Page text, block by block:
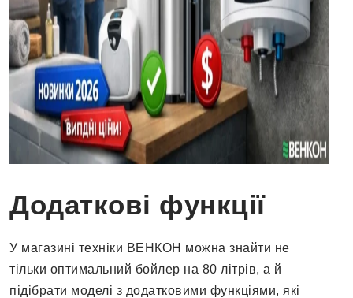
Додаткові функції
У магазині техніки ВЕНКОН можна знайти не
тільки оптимальний бойлер на 80 літрів, а й
підібрати моделі з додатковими функціями, які